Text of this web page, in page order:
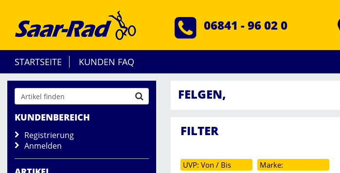
06841 - 96 02 0
STARTSEITE KUNDEN FAQ
KUNDENBEREICH
Registrierung
Anmelden
FELGEN,
FILTER
UVP: Von / Bis Marke: